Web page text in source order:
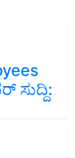
ಸುದ್ದಿ: